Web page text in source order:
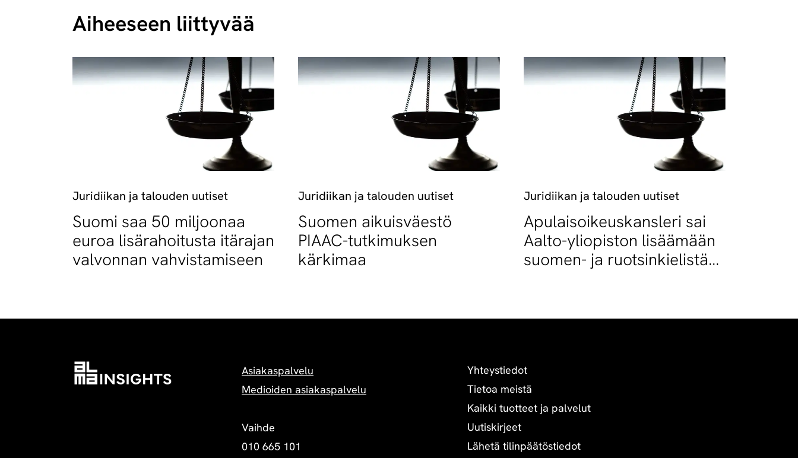
Aiheeseen liittyvää
Juridiikan ja talouden uutiset
Suomi saa 50 miljoonaa
euroa lisärahoitusta itärajan
valvonnan vahvistamiseen
Juridiikan ja talouden uutiset
Suomen aikuisväestö
PIAAC-tutkimuksen
kärkimaa
Juridiikan ja talouden uutiset
Apulaisoikeuskansleri sai
Aalto-yliopiston lisäämään
suomen- ja ruotsinkielistä
Asiakaspalvelu
Medioiden asiakaspalvelu
Vaihde
010 665 101
Yhteystiedot
Tietoa meistä
Kaikki tuotteet ja palvelut
Uutiskirjeet
Lähetä tilinpäätöstiedot